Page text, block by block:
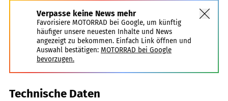
Verpasse keine News mehr
Favorisiere MOTORRAD bei Google, um künftig
häufiger unsere neuesten Inhalte und News
angezeigt zu bekommen. Einfach Link öffnen und
Auswahl bestätigen: MOTORRAD bei Google
bevorzugen.
Technische Daten